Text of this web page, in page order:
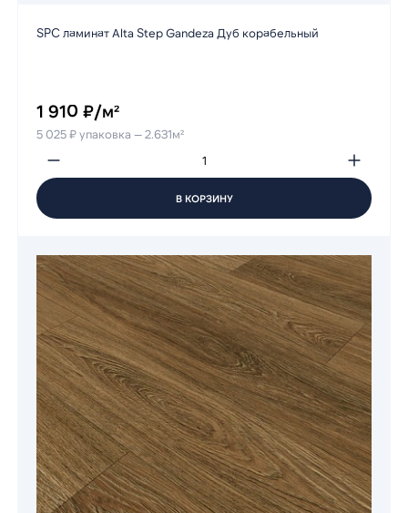
SPC ламинат Alta Step Gandeza Дуб корабельный
1 910 ₽/м²
5 025 ₽ упаковка — 2.631м²
В КОРЗИНУ